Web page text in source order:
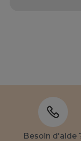
Besoin d'aide